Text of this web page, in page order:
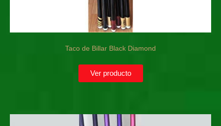
Taco de Billar Black Diamond
Ver producto